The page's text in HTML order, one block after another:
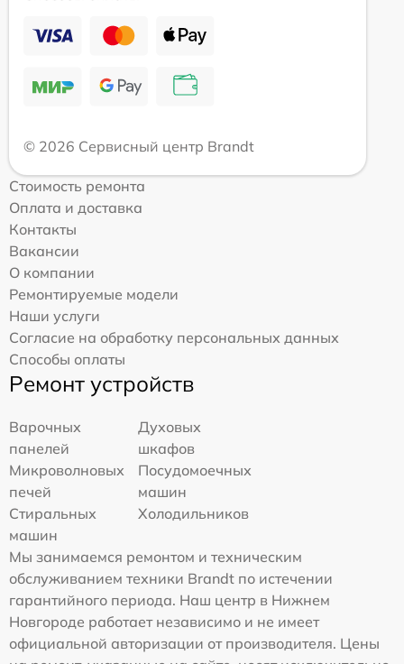
© 2026 Сервисный центр Brandt
Стоимость ремонта
Оплата и доставка
Контакты
Вакансии
О компании
Ремонтируемые модели
Наши услуги
Согласие на обработку персональных данных
Способы оплаты
Ремонт устройств
Варочных
панелей
Духовых
шкафов
Микроволновых
печей
Посудомоечных
машин
Стиральных
машин
Холодильников
Мы занимаемся ремонтом и техническим
обслуживанием техники Brandt по истечении
гарантийного периода. Наш центр в Нижнем
Новгороде работает независимо и не имеет
официальной авторизации от производителя. Цены